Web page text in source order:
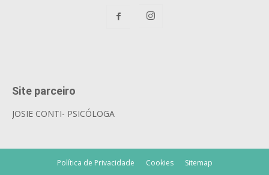
Site parceiro
JOSIE CONTI- PSICÓLOGA
Política de Privacidade Cookies Sitemap